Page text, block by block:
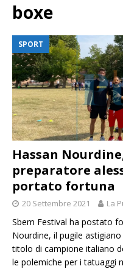
boxe
SPORT
Hassan
preparatore
portato fortuna
20 Settembre 2021 La
Sbem Festival ha postato
Nourdine, il pugile
titolo di campione italiano
le polemiche per i tatuaggi